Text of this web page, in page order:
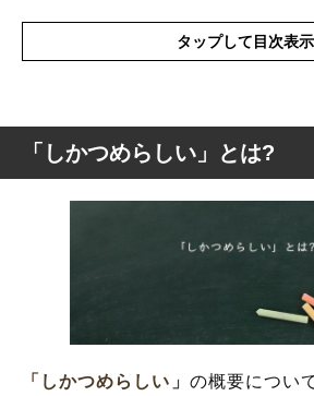
タップして目次表示
「しかつめらしい」とは?
「しかつめらしい」を使った
換え
「しかつめらしい」とは?
「しかつめらしい」 の概要につい